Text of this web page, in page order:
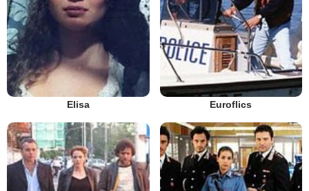
Elisa Euroflics